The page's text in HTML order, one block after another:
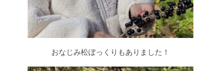
おなじみ松ぼっくりもありました！